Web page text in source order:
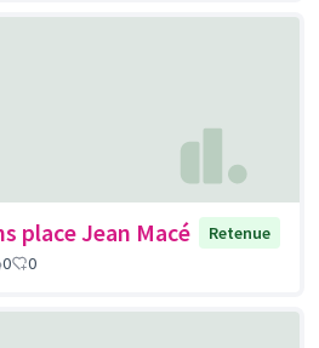
place Jean Macé
Retenue
0 0